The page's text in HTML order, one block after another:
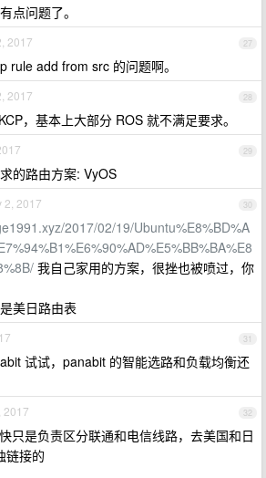
点问题了。
27
2017
rule add from src 的问题啊。
28
2017
，基本上大部分 ROS 就不满足要求。
29
的路由方案: VyOS
30
2, 2017
2017/02/19/Ubuntu%E8%BD%A
我自己家用的方案，很挫也被喷过，你
美日路由表
31
试试，panabit 的智能选路和负载均衡还
32
2017
只是负责区分联通和电信线路，去美国和日
链接的